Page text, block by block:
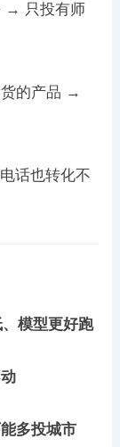
→ 只投有师
的产品 →
话也转化不
模型更好跑
多投城市